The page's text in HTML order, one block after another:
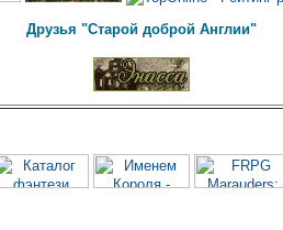
Друзья "Старой доброй Англии"